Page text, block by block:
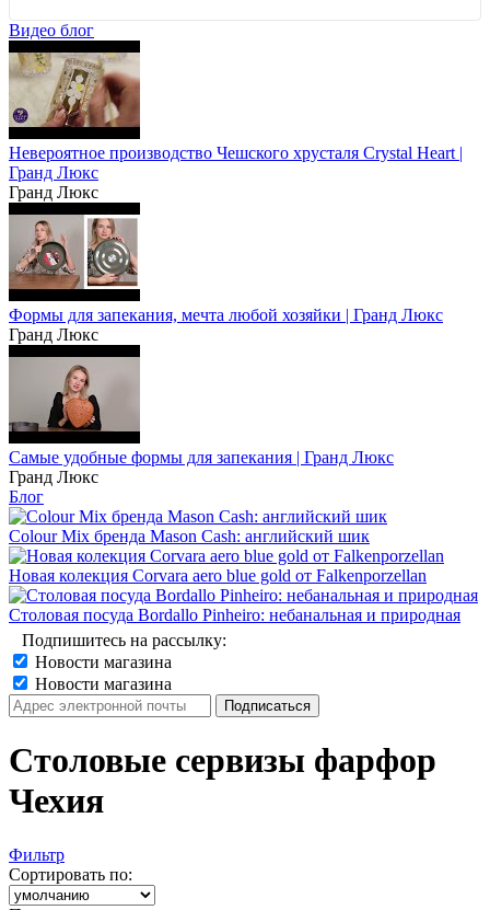
Серая роза платина
Видео блог
Невероятное производство Чешского хрусталя Crystal Heart |
Гранд Люкс
Гранд Люкс
Формы для запекания, мечта любой хозяйки | Гранд Люкс
Гранд Люкс
Самые удобные формы для запекания | Гранд Люкс
Гранд Люкс
Блог
Colour Mix бренда Mason Cash: английский шик
Новая колекция Corvara aero blue gold от Falkenporzellan
Столовая посуда Bordallo Pinheiro: небанальная и природная
Подпишитесь на рассылку:
Новости магазина
Новости магазина
Столовые сервизы фарфор
Чехия
Фильтр
Сортировать по: